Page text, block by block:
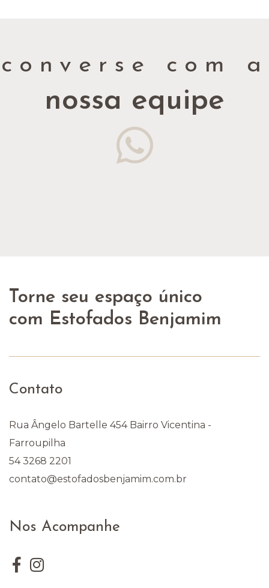
converse com a
nossa equipe
Torne seu espaço único
com Estofados Benjamim
Contato
Rua Ângelo Bartelle 454 Bairro Vicentina -
Farroupilha
54 3268 2201
contato@estofadosbenjamim.com.br
Nos Acompanhe